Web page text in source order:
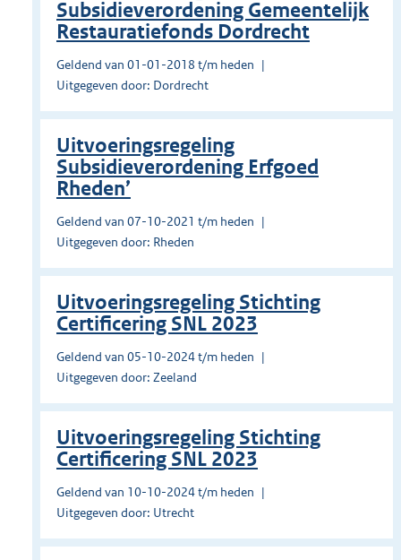
Subsidieverordening Gemeentelijk
Restauratiefonds Dordrecht
Geldend van 01-01-2018 t/m heden
Uitgegeven door: Dordrecht
Uitvoeringsregeling
Subsidieverordening Erfgoed
Rheden’
Geldend van 07-10-2021 t/m heden
Uitgegeven door: Rheden
Uitvoeringsregeling Stichting
Certificering SNL 2023
Geldend van 05-10-2024 t/m heden
Uitgegeven door: Zeeland
Uitvoeringsregeling Stichting
Certificering SNL 2023
Geldend van 10-10-2024 t/m heden
Uitgegeven door: Utrecht